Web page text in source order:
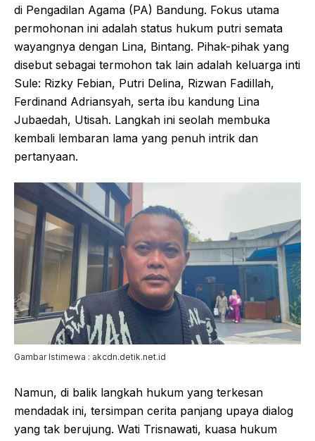
di Pengadilan Agama (PA) Bandung. Fokus utama
permohonan ini adalah status hukum putri semata
wayangnya dengan Lina, Bintang. Pihak-pihak yang
disebut sebagai termohon tak lain adalah keluarga inti
Sule: Rizky Febian, Putri Delina, Rizwan Fadillah,
Ferdinand Adriansyah, serta ibu kandung Lina
Jubaedah, Utisah. Langkah ini seolah membuka
kembali lembaran lama yang penuh intrik dan
pertanyaan.
Gambar Istimewa : akcdn.detik.net.id
Namun, di balik langkah hukum yang terkesan
mendadak ini, tersimpan cerita panjang upaya dialog
yang tak berujung. Wati Trisnawati, kuasa hukum